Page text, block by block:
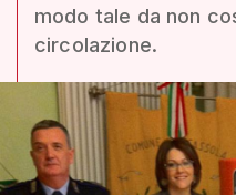
modo tale da non
circolazione.